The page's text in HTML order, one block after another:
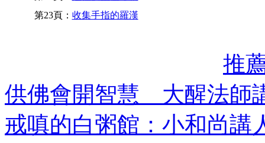
第23頁： 收集手指的羅漢
推
供佛會開智慧 大醒法師
戒嗔的白粥館：小和尚